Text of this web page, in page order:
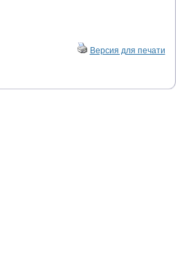
Версия для печати